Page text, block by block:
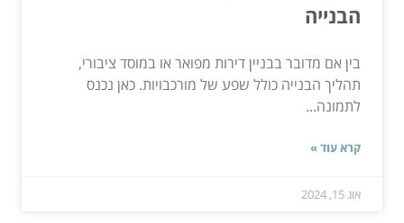
הבנייה
בין אם מדובר בבניין דירות מפואר או במוסד ציבורי,
תהליך הבנייה כולל שפע של מורכבויות. כאן נכנס
לתמונה...
קרא עוד »
אוג 15, 2024